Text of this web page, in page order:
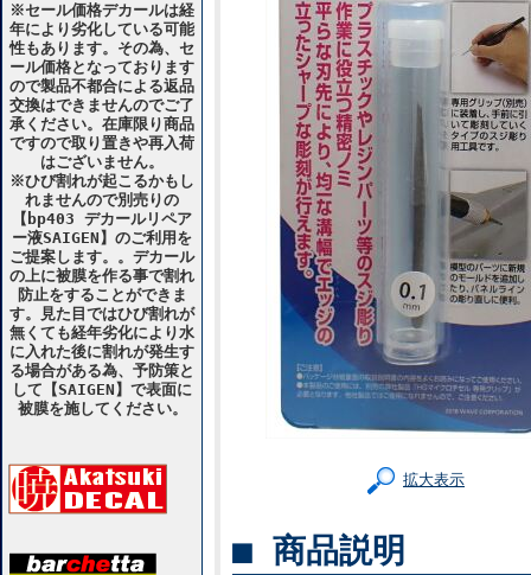
※セール価格デカールは経
年により劣化している可能
性もあります。その為、セ
ール価格となっております
ので製品不都合による返品
交換はできませんのでご了
承ください。在庫限り商品
ですので取り置きや再入荷
はございません。
※ひび割れが起こるかもし
れませんので別売りの
【bp403 デカールリペア
ー液SAIGEN】のご利用を
ご提案します。。デカール
の上に被膜を作る事で割れ
防止をすることができま
す。見た目ではひび割れが
無くても経年劣化により水
に入れた後に割れが発生す
る場合がある為、予防策と
して【SAIGEN】で表面に
被膜を施してください。
拡大表示
■ 商品説明